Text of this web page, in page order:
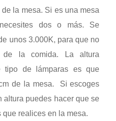
la mesa. Si es una mesa
dos o más. Se
unos 3.000K, para que no
la comida. La altura
tipo de lámparas es que
de la mesa. Si escoges
altura puedes hacer que se
realices en la mesa.